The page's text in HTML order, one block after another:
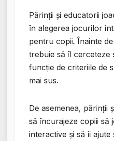
Părinții și educatorii
în alegerea jocurilor
pentru copii. Înainte
trebuie să îl cerceteze
funcție de criteriile de
mai sus.
De asemenea, părinții
să încurajeze copiii să
interactive și să îi ajute